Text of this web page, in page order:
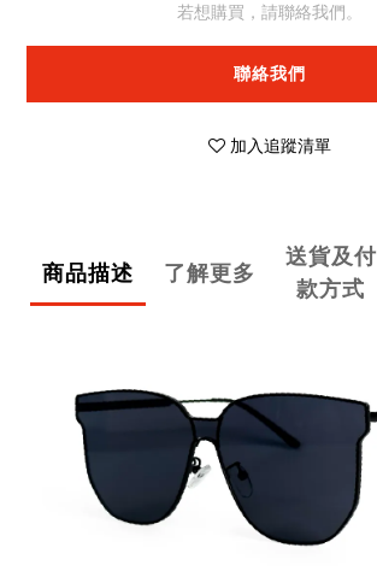
若想購買，請聯絡我們。
聯絡我們
加入追蹤清單
商品描述 了解更多
送貨及付
款方式